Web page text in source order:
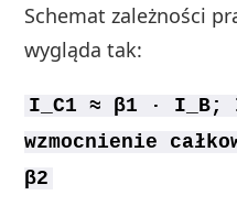
Schemat zależności
wygląda tak:
I_C1 ≈ β1 · I_B;
wzmocnienie
β2